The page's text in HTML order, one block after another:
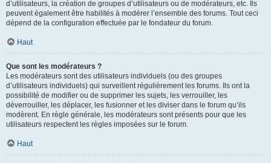
d’utilisateurs, la création de groupes d’utilisateurs ou de modérateurs, etc. Ils
peuvent également être habilités à modérer l’ensemble des forums. Tout ceci
dépend de la configuration effectuée par le fondateur du forum.
Haut
Que sont les modérateurs ?
Les modérateurs sont des utilisateurs individuels (ou des groupes
d’utilisateurs individuels) qui surveillent régulièrement les forums. Ils ont la
possibilité de modifier ou de supprimer les sujets, les verrouiller, les
déverrouiller, les déplacer, les fusionner et les diviser dans le forum qu’ils
modèrent. En règle générale, les modérateurs sont présents pour que les
utilisateurs respectent les règles imposées sur le forum.
Haut